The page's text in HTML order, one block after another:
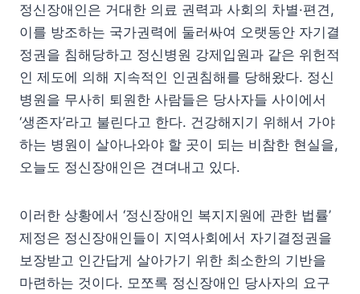
정신장애인은 거대한 의료 권력과 사회의 차별·편견,
이를 방조하는 국가권력에 둘러싸여 오랫동안 자기결
정권을 침해당하고 정신병원 강제입원과 같은 위헌적
인 제도에 의해 지속적인 인권침해를 당해왔다. 정신
병원을 무사히 퇴원한 사람들은 당사자들 사이에서
‘생존자’라고 불린다고 한다. 건강해지기 위해서 가야
하는 병원이 살아나와야 할 곳이 되는 비참한 현실을,
오늘도 정신장애인은 견뎌내고 있다.
이러한 상황에서 ‘정신장애인 복지지원에 관한 법률’
제정은 정신장애인들이 지역사회에서 자기결정권을
보장받고 인간답게 살아가기 위한 최소한의 기반을
마련하는 것이다. 모쪼록 정신장애인 당사자의 요구